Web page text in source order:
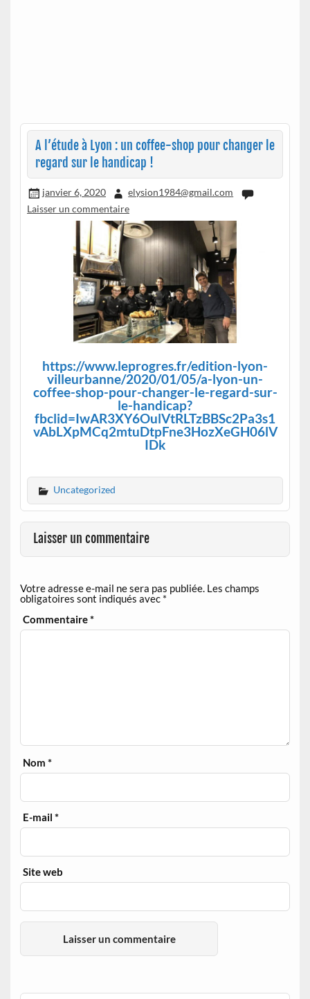
A l’étude à Lyon : un coffee-shop pour changer le
regard sur le handicap !
janvier 6, 2020
elysion1984@gmail.com
Laisser un commentaire
https://www.leprogres.fr/edition-lyon-
villeurbanne/2020/01/05/a-lyon-un-
coffee-shop-pour-changer-le-regard-sur-
le-handicap?
fbclid=IwAR3XY6OulVtRLTzBBSc2Pa3s1
vAbLXpMCq2mtuDtpFne3HozXeGH06lV
IDk
Uncategorized
Laisser un commentaire
Votre adresse e-mail ne sera pas publiée. Les champs
obligatoires sont indiqués avec *
Commentaire*
Nom*
E-mail*
Site web